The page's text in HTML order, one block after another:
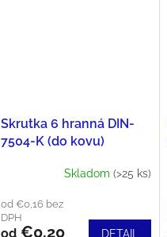
Skrutka 6 hranná DIN-
7504-K (do kovu)
Skladom (>25 ks)
od €0,16 bez
DPH
od€0,20 DETAIL